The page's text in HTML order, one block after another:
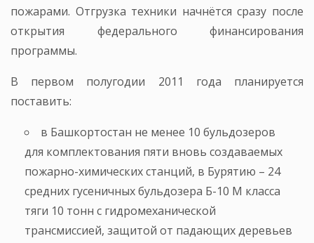
пожарами. Отгрузка техники начнётся сразу после
открытия федерального финансирования
программы.
В первом полугодии 2011 года планируется
поставить:
в Башкортостан не менее 10 бульдозеров
для комплектования пяти вновь создаваемых
пожарно-химических станций, в Бурятию – 24
средних гусеничных бульдозера Б-10 М класса
тяги 10 тонн с гидромеханической
трансмиссией, защитой от падающих деревьев